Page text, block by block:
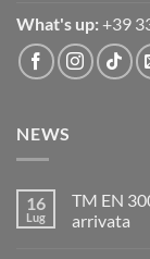
What's up: +39
NEWS
16
Lug
TM EN
arrivata